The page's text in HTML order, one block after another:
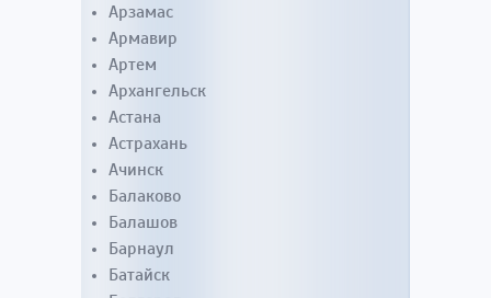
Арзамас
Армавир
Артем
Архангельск
Астана
Астрахань
Ачинск
Балаково
Балашов
Барнаул
Батайск